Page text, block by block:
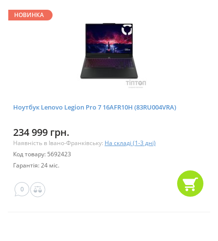
НОВИНКА
Ноутбук Lenovo Legion Pro 7 16AFR10H (83RU004VRA)
234 999 грн.
Наявність в Івано-Франківську: На складі (1-3 дні)
Код товару: 5692423
Гарантія: 24 міс.
0